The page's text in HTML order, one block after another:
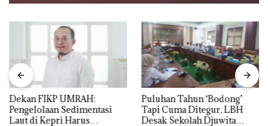
Dekan FIKP UMRAH:
Pengelolaan Sedimentasi
Laut di Kepri Harus
Puluhan Tahun ‘Bodong’
Tapi Cuma Ditegur, LBH
Desak Sekolah Djuwita